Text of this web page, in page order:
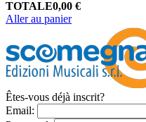
TOTALE0,00 €
Aller au panier
Êtes-vous déjà inscrit?
Email: